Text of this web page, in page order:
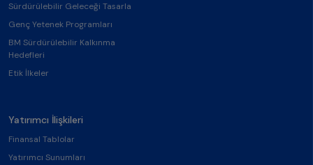
Sürdürülebilir Geleceği Tasarla
Genç Yetenek Programları
BM Sürdürülebilir Kalkınma
Hedefleri
Etik İlkeler
Yatırımcı İlişkileri
Finansal Tablolar
Yatırımcı Sunumları